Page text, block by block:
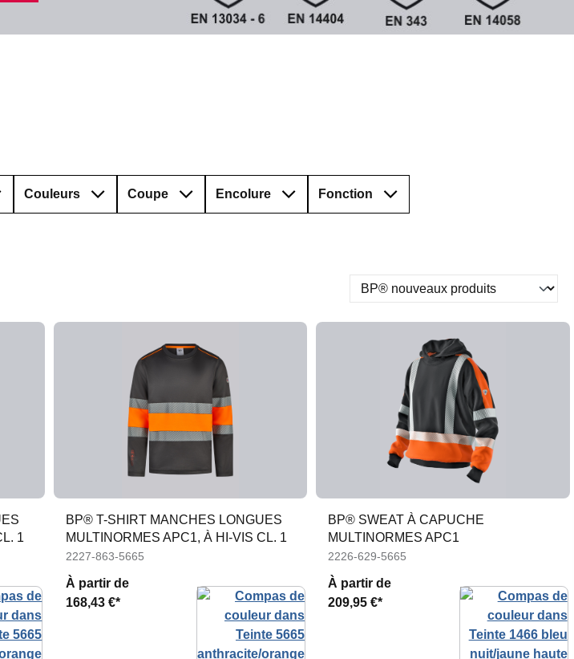
Couleurs Coupe Encolure Fonction
1
BP® T-SHIRT MANCHES LONGUES
MULTINORMES APC1, À HI-VIS CL. 1
2227-863-5665
À partir de
168,43 €*
BP® SWEAT À CAPUCHE
MULTINORMES APC1
2226-629-5665
À partir de
209,95 €*